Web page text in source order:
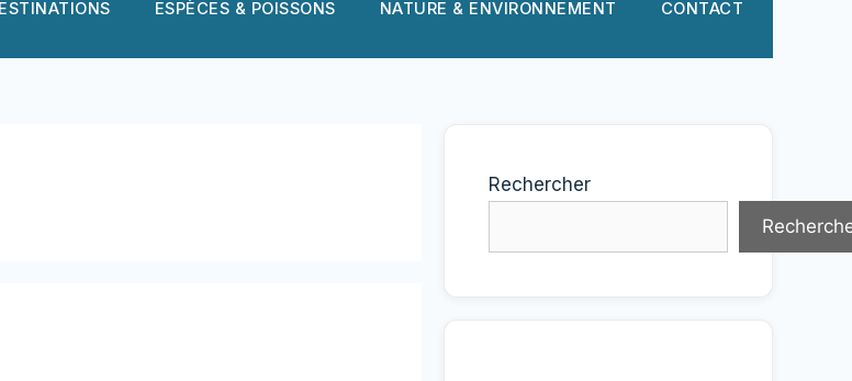
ESPÈCES & POISSONS NATURE & ENVIRONNEMENT CONTACT
Rechercher